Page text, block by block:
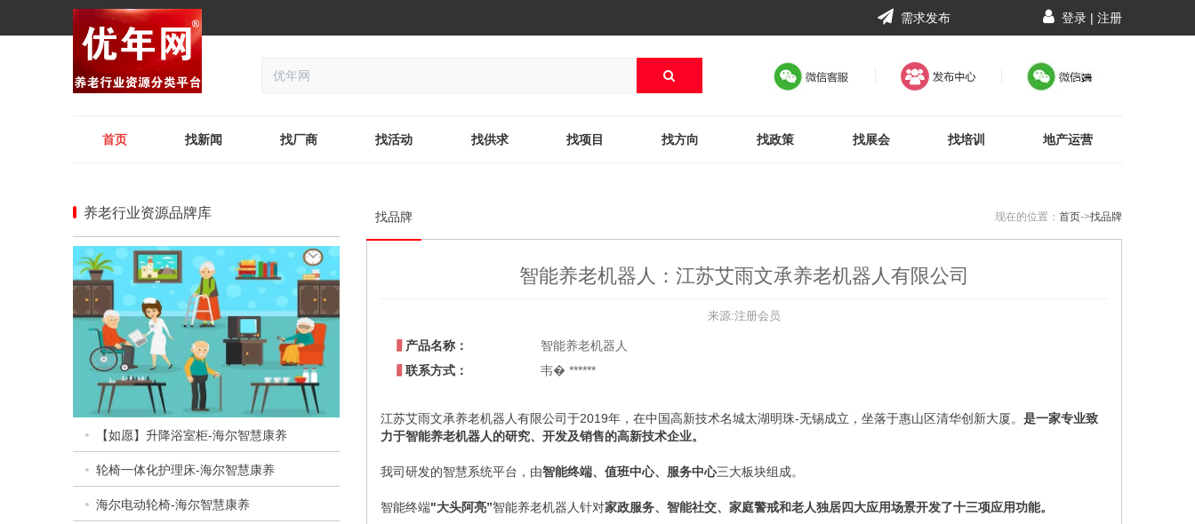
需求发布 登录 | 注册
首页 找新闻 找厂商 找活动 找供求 找项目 找方向 找政策 找展会 找培训 地产运营
养老行业资源品牌库
【如愿】升降浴室柜-海尔智慧康养
轮椅一体化护理床-海尔智慧康养
海尔电动轮椅-海尔智慧康养
找品牌 现在的位置： 首页->找品牌
智能养老机器人：江苏艾雨文承养老机器人有限公司
来源:注册会员
产品名称：
智能养老机器人
联系方式：
韦� ******
江苏艾雨文承养老机器人有限公司于2019年，在中国高新技术名城太湖明珠-无锡成立，坐落于惠山区清华创新大厦。 是一家专业致
力于智能养老机器人的研究、开发及销售的高新技术企业。
我司研发的智慧系统平台，由智能终端、值班中心、服务中心三大板块组成。
智能终端"大头阿亮”智能养老机器人针对家政服务、智能社交、家庭警戒和老人独居四大应用场景开发了十三项应用功能。